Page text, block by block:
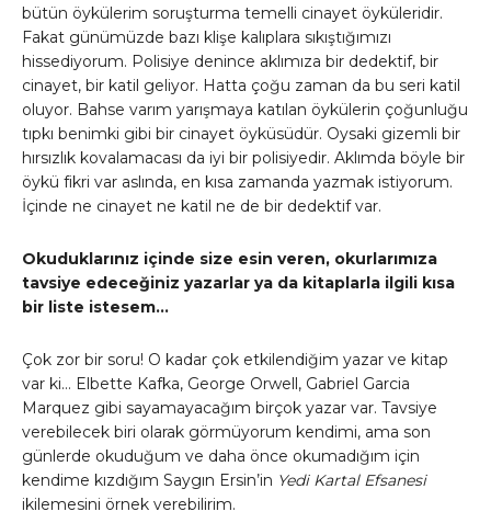
bütün öykülerim soruşturma temelli cinayet öyküleridir.
Fakat günümüzde bazı klişe kalıplara sıkıştığımızı
hissediyorum. Polisiye denince aklımıza bir dedektif, bir
cinayet, bir katil geliyor. Hatta çoğu zaman da bu seri katil
oluyor. Bahse varım yarışmaya katılan öykülerin çoğunluğu
tıpkı benimki gibi bir cinayet öyküsüdür. Oysaki gizemli bir
hırsızlık kovalamacası da iyi bir polisiyedir. Aklımda böyle bir
öykü fikri var aslında, en kısa zamanda yazmak istiyorum.
İçinde ne cinayet ne katil ne de bir dedektif var.
Okuduklarınız içinde size esin veren, okurlarımıza
tavsiye edeceğiniz yazarlar ya da kitaplarla ilgili kısa
bir liste istesem…
Çok zor bir soru! O kadar çok etkilendiğim yazar ve kitap
var ki… Elbette Kafka, George Orwell, Gabriel Garcia
Marquez gibi sayamayacağım birçok yazar var. Tavsiye
verebilecek biri olarak görmüyorum kendimi, ama son
günlerde okuduğum ve daha önce okumadığım için
kendime kızdığım Saygın Ersin’in Yedi Kartal Efsanesi
ikilemesini örnek verebilirim.